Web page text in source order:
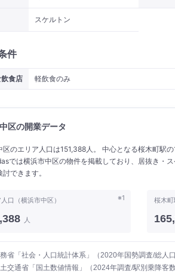
スケルトン
件
食店 軽飲食のみ
区の開業データ
区のエリア人口は151,388人。 中心となる桜木町駅
では横浜市中区の物件を掲載しており、居抜き・
できます。
※1
口（横浜市中区）
人
桜木
省「社会・人口統計体系」（2020年国勢調査/総人口
交通省「国土数値情報」（2024年調査/駅別乗降客数